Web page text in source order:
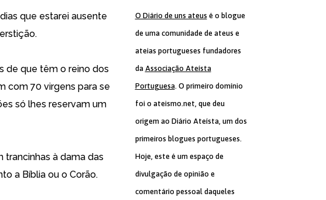
que estarei ausente
de que têm o reino dos
com 70 virgens para se
só lhes reservam um
à dama das
a Bíblia ou o Corão.
O Diário de uns ateus é o blogue
de uma comunidade de ateus e
ateias portugueses fundadores
da Associação Ateísta
Portuguesa. O primeiro domínio
foi o ateismo.net, que deu
origem ao Diário Ateísta, um dos
primeiros blogues portugueses.
Hoje, este é um espaço de
divulgação de opinião e
comentário pessoal daqueles